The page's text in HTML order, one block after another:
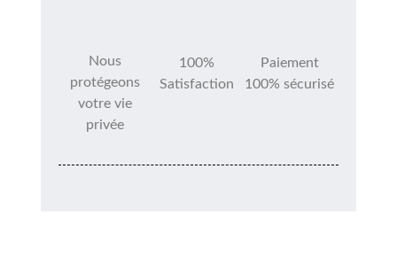
Nous
protégeons
votre vie
privée
100%
Satisfaction
Paiement
100% sécurisé